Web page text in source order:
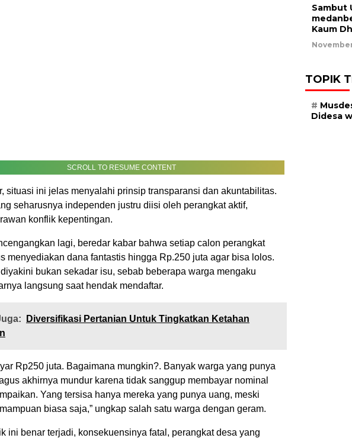
SCROLL TO RESUME CONTENT
situasi ini jelas menyalahi prinsip transparansi dan akuntabilitas.
seharusnya independen justru diisi oleh perangkat aktif,
konflik kepentingan.
lagi, beredar kabar bahwa setiap calon perangkat
menyediakan dana fantastis hingga Rp.250 juta agar bisa lolos.
bukan sekadar isu, sebab beberapa warga mengaku
langsung saat hendak mendaftar.
Diversifikasi Pertanian Untuk Tingkatkan Ketahan
Rp250 juta. Bagaimana mungkin?. Banyak warga yang punya
akhirnya mundur karena tidak sanggup membayar nominal
Yang tersisa hanya mereka yang punya uang, meski
biasa saja,” ungkap salah satu warga dengan geram.
ini benar terjadi, konsekuensinya fatal, perangkat desa yang
Sambut
Kaum
TOPIK
Didesa